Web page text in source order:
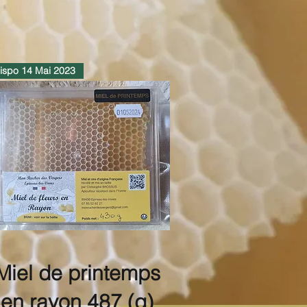
14 Mai 2023
de printemps